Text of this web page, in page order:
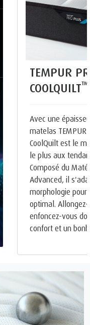
TEMPUR
COOLQUILT™
Avec une
matelas TEMPUR
CoolQuilt est le
le plus aux
Composé du
Advanced, il
morphologie pour
optimal.
enfoncez-vous
confort et un